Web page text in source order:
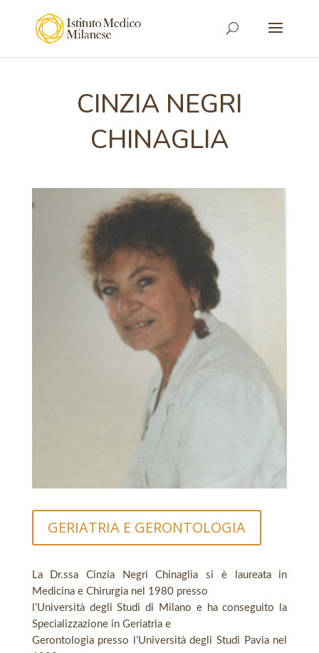
CINZIA NEGRI
CHINAGLIA
GERIATRIA E GERONTOLOGIA
La Dr.ssa Cinzia Negri Chinaglia si è laureata in
Medicina e Chirurgia nel 1980 presso
l’Università degli Studi di Milano e ha conseguito la
Specializzazione in Geriatria e
Gerontologia presso l’Università degli Studi Pavia nel